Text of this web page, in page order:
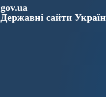
gov.ua
Державні сайти